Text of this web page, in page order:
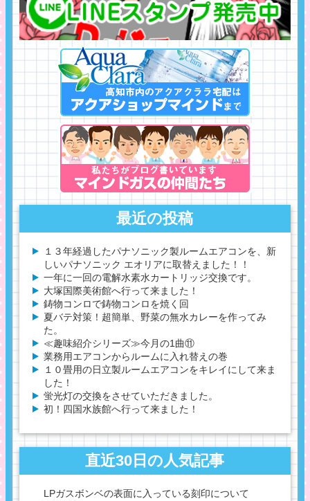
最近の投稿
１３年経過したパナソニック製ルームエアコンを、新
しいパナソニック エオリアに取替えました！！
一年に一回の電解水素水カートリッジ交換です。
大塚国際美術館へ行って来ました！
鋳物コンロで鋳物コンロを焼く回
夏バテ対策！超簡単、野菜の無水カレーを作ってみ
た。
≪趣味紹介シリーズ≫今月の1曲⑪
業務用エアコンからルームに入れ替えの巻
１０畳用の日立製ルームエアコンをキレイにして来ま
した！
蛍光灯の交換をさせていただきました。
初！四国水族館へ行って来ました！
直近30日の人気記事
LPガスボンベの表面に入っている刻印について